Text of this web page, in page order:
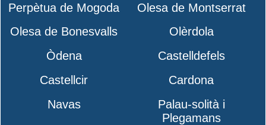
Perpètua de Mogoda
Olesa de Montserrat
Olesa de Bonesvalls
Olèrdola
Òdena
Castelldefels
Castellcir
Cardona
Navas
Palau-solità i
Plegamans